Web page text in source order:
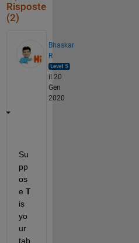
Risposte
(2)
Bhaskar
R
il 20
Gen
2020
Su
pp
os
e T
is
yo
ur
tab